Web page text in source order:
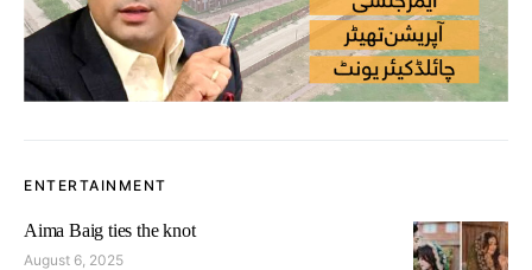
ENTERTAINMENT
Aima Baig ties the knot
August 6, 2025